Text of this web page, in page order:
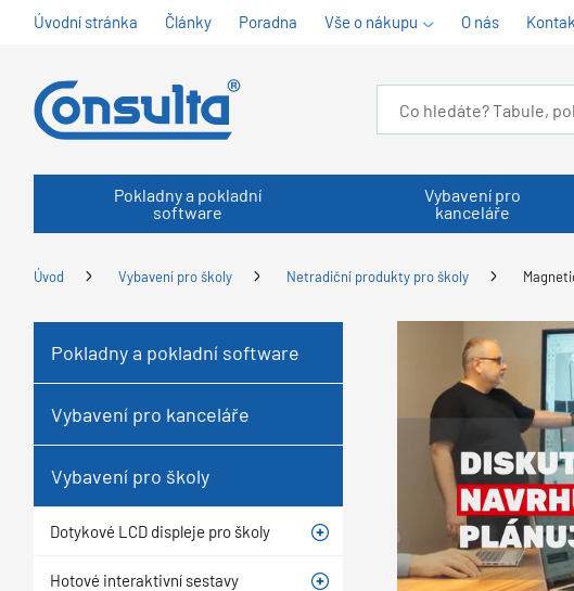
Úvodní stránka Články Poradna Vše o nákupu O nás
Pokladny a pokladní
software
Vybavení pro
kanceláře
Úvod Vybavení pro školy Netradiční produkty pro školy
Pokladny a pokladní software
Vybavení pro kanceláře
Vybavení pro školy
Dotykové LCD displeje pro školy
Hotové interaktivní sestavy